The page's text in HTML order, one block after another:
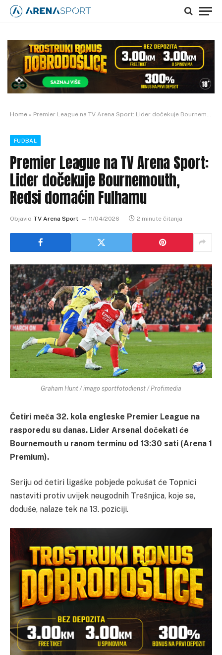
Home » Premier League na TV Arena Sport: Lider dočekuje Bournemouth, Redsi domaćin Fulhamu
FUDBAL
Premier League na TV Arena Sport:
Lider dočekuje Bournemouth,
Redsi domaćin Fulhamu
Objavio TV Arena Sport 11/04/2026 2 minute čitanja
Graham Hunt / imago sportfotodienst / Profimedia
Četiri meča 32. kola engleske Premier League na
rasporedu su danas. Lider Arsenal dočekati će
Bournemouth u ranom terminu od 13:30 sati (Arena 1
Premium).
Seriju od četiri ligaške pobjede pokušat će Topnici
nastaviti protiv uvijek neugodnih Trešnjica, koje se,
doduše, nalaze tek na 13. poziciji.